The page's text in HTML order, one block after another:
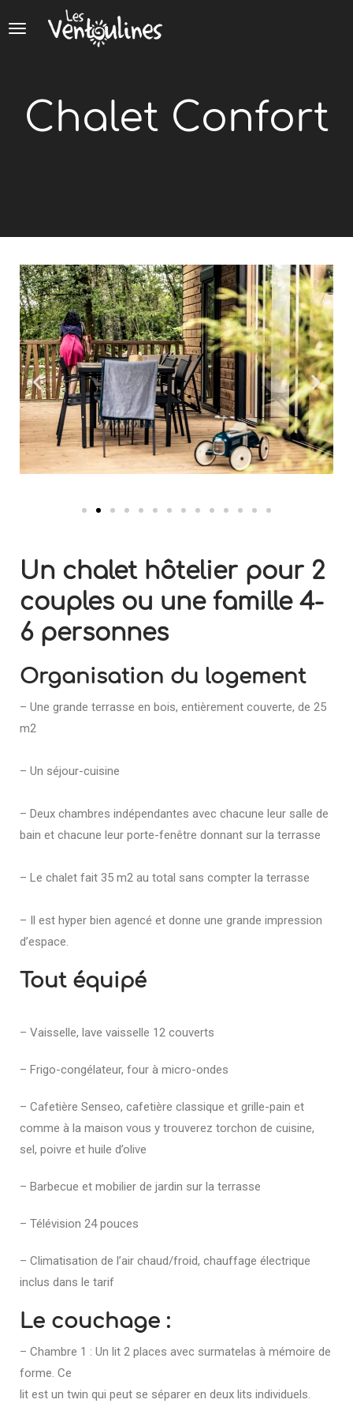
Chalet Confort
Un chalet hôtelier pour 2
couples ou une famille 4-
6 personnes
Organisation du logement
– Une grande terrasse en bois, entièrement couverte, de 25
m2
– Un séjour-cuisine
– Deux chambres indépendantes avec chacune leur salle de
bain et chacune leur porte-fenêtre donnant sur la terrasse
– Le chalet fait 35 m2 au total sans compter la terrasse
– Il est hyper bien agencé et donne une grande impression
d’espace.
Tout équipé
– Vaisselle, lave vaisselle 12 couverts
– Frigo-congélateur, four à micro-ondes
– Cafetière Senseo, cafetière classique et grille-pain et
comme à la maison vous y trouverez torchon de cuisine,
sel, poivre et huile d’olive
– Barbecue et mobilier de jardin sur la terrasse
– Télévision 24 pouces
– Climatisation de l’air chaud/froid, chauffage électrique
inclus dans le tarif
Le couchage :
– Chambre 1 : Un lit 2 places avec surmatelas à mémoire de
forme. Ce
lit est un twin qui peut se séparer en deux lits individuels.
Panneau de gestion des cookies